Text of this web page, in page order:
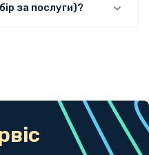
за послуги)?